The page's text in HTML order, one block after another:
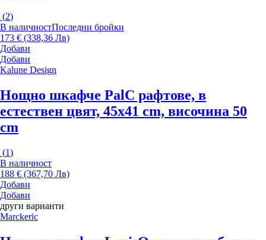
(2)
В наличностПоследни бройки
173 € (338,36 Лв)
Добави
Добави
Kalune Design
Нощно шкафче PalС рафтове, в
естествен цвят, 45x41 cm, височина 50
cm
(1)
В наличност
188 € (367,70 Лв)
Добави
Добави
други варианти
Marckeric